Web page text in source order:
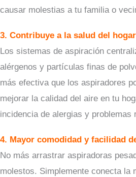
causar molestias a tu familia o
3. Contribuye a la salud del hogar
Los sistemas de aspiración
alérgenos y partículas finas de
más efectiva que los aspiradores
mejorar la calidad del aire en tu
incidencia de alergias y problemas
4. Mayor comodidad y facilidad
No más arrastrar aspiradoras
molestos. Simplemente conecta la